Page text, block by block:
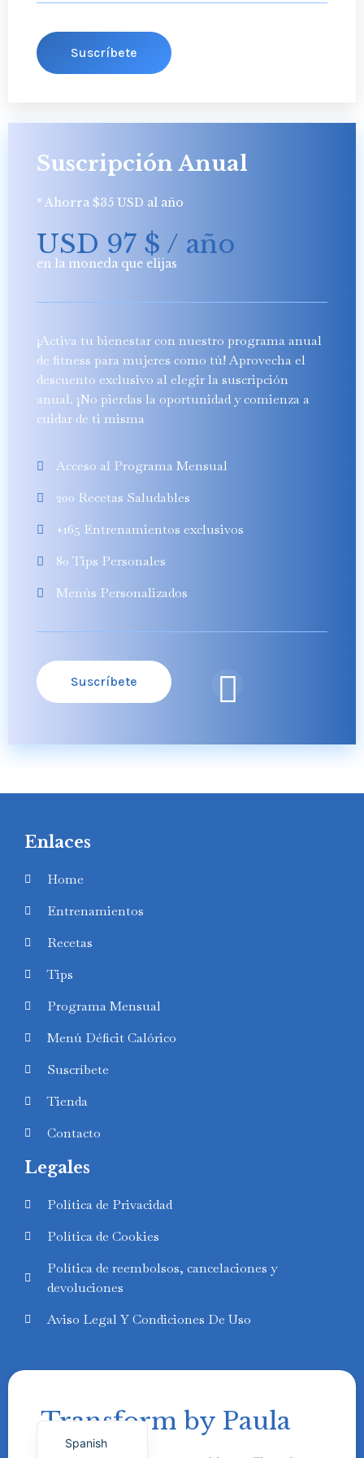
Suscríbete
Suscripción Anual
* Ahorra $35 USD al año
USD 97 $ / año
en la moneda que elijas
¡Activa tu bienestar con nuestro programa anual
de fitness para mujeres como tú! Aprovecha el
descuento exclusivo al elegir la suscripción
anual. ¡No pierdas la oportunidad y comienza a
cuidar de ti misma
Acceso al Programa Mensual
200 Recetas Saludables
+165 Entrenamientos exclusivos
80 Tips Personales
Menús Personalizados
Suscríbete
Enlaces
Home
Entrenamientos
Recetas
Tips
Programa Mensual
Menú Déficit Calórico
Suscríbete
Tienda
Contacto
Legales
Política de Privacidad
Política de Cookies
Política de reembolsos, cancelaciones y
devoluciones
Aviso Legal Y Condiciones De Uso
Transform by Paula
Spanish
English
Polish
Swedish